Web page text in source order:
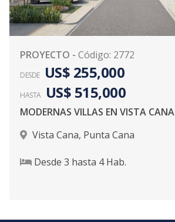
PROYECTO - Código: 2772
DESDE US$ 255,000
HASTA US$ 515,000
MODERNAS VILLAS EN VISTA CANA
Vista Cana, Punta Cana
Desde 3 hasta 4Hab.